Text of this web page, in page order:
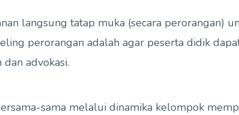
langsung tatap muka (secara perorangan)
perorangan adalah agar peserta didik
advokasi.
sama melalui dinamika kelompok